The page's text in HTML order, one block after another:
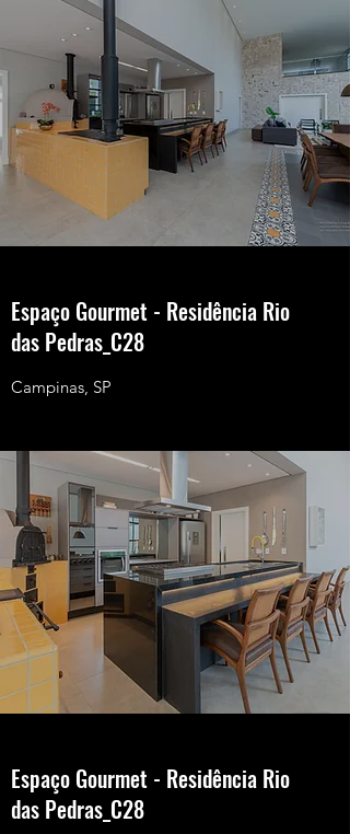
Espaço Gourmet - Residência Rio
das Pedras_C28
Campinas, SP
Espaço Gourmet - Residência Rio
das Pedras_C28